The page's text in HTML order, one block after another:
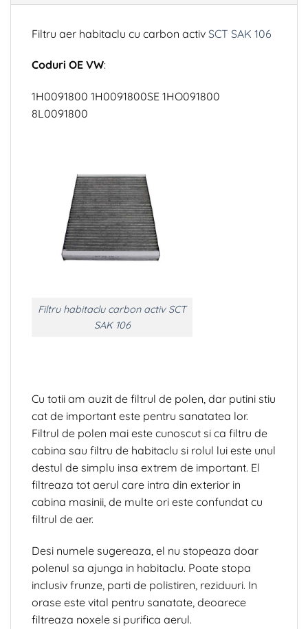
Filtru aer habitaclu cu carbon activ SCT SAK 106
Coduri OE VW:
1H0091800 1H0091800SE 1HO091800
8L0091800
Filtru habitaclu carbon activ SCT
SAK 106
Cu totii am auzit de filtrul de polen, dar putini stiu
cat de important este pentru sanatatea lor.
Filtrul de polen mai este cunoscut si ca filtru de
cabina sau filtru de habitaclu si rolul lui este unul
destul de simplu insa extrem de important. El
filtreaza tot aerul care intra din exterior in
cabina masinii, de multe ori este confundat cu
filtrul de aer.
Desi numele sugereaza, el nu stopeaza doar
polenul sa ajunga in habitaclu. Poate stopa
inclusiv frunze, parti de polistiren, reziduuri. In
orase este vital pentru sanatate, deoarece
filtreaza noxele si purifica aerul.